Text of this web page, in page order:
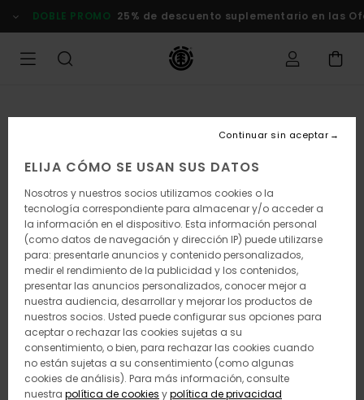
la
PROMO 25% de descuento suplementario en las Ofertas
ELIJA CÓMO SE USAN SUS DATOS
Nosotros y nuestros socios utilizamos cookies o la
tecnología correspondiente para almacenar y/o acceder a
la información en el dispositivo. Esta información personal
(como datos de navegación y dirección IP) puede utilizarse
para: presentarle anuncios y contenido personalizados,
medir el rendimiento de la publicidad y los contenidos,
presentar las anuncios personalizados, conocer mejor a
nuestra audiencia, desarrollar y mejorar los productos de
nuestros socios. Usted puede configurar sus opciones para
aceptar o rechazar las cookies sujetas a su
consentimiento, o bien, para rechazar las cookies cuando
no están sujetas a su consentimiento (como algunas
cookies de análisis). Para más información, consulte
nuestra política de cookies ypolítica de privacidad
Continuar sin aceptar